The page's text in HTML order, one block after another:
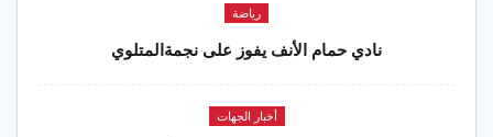
رياضة
نادي حمام الأنف يفوز على نجمةالمتلوي
أخبار الجهات